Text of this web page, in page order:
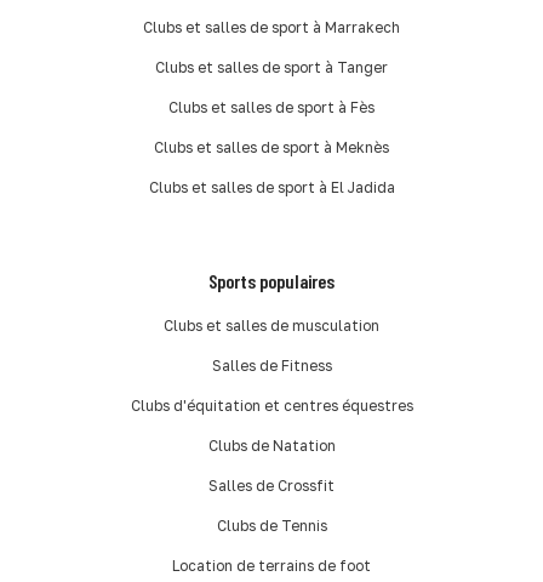
Clubs et salles de sport à Marrakech
Clubs et salles de sport à Tanger
Clubs et salles de sport à Fès
Clubs et salles de sport à Meknès
Clubs et salles de sport à El Jadida
Sports populaires
Clubs et salles de musculation
Salles de Fitness
Clubs d'équitation et centres équestres
Clubs de Natation
Salles de Crossfit
Clubs de Tennis
Location de terrains de foot